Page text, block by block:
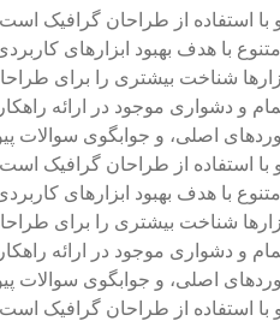
استفاده از طراحان گرافیک
با هدف بهبود ابزارهای
شناخت بیشتری را برای
و دشواری موجود در ارائه
استفاده از طراحان گرافیک
با هدف بهبود ابزارهای
شناخت بیشتری را برای
و دشواری موجود در ارائه
استفاده از طراحان گرافیک